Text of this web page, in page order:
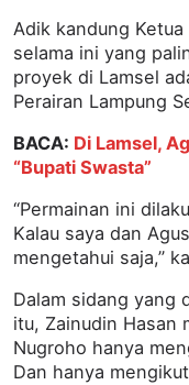
Adik kandung Ketua
selama ini yang
proyek di Lamsel
Perairan Lampung
BACA: Di Lamsel,
“Bupati Swasta”
“Permainan ini
Kalau saya dan
mengetahui saja,”
Dalam sidang yang
itu, Zainudin Hasan
Nugroho hanya
Dan hanya